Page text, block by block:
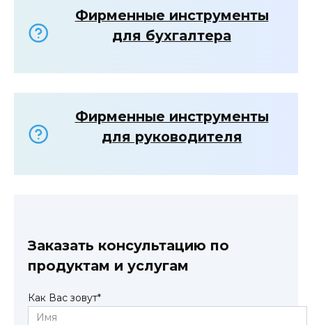
Фирменные инструменты
для бухгалтера
Фирменные инструменты
для руководителя
Заказать консультацию по
продуктам и услугам
Как Вас зовут*